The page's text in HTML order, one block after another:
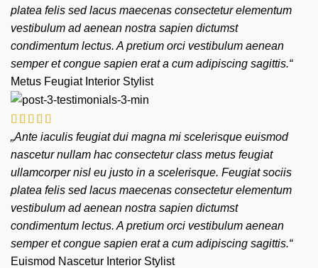
platea felis sed lacus maecenas consectetur elementum
vestibulum ad aenean nostra sapien dictumst
condimentum lectus. A pretium orci vestibulum aenean
semper et congue sapien erat a cum adipiscing sagittis.“
Metus Feugiat Interior Stylist
„Ante iaculis feugiat dui magna mi scelerisque euismod
nascetur nullam hac consectetur class metus feugiat
ullamcorper nisl eu justo in a scelerisque. Feugiat sociis
platea felis sed lacus maecenas consectetur elementum
vestibulum ad aenean nostra sapien dictumst
condimentum lectus. A pretium orci vestibulum aenean
semper et congue sapien erat a cum adipiscing sagittis.“
Euismod Nascetur Interior Stylist